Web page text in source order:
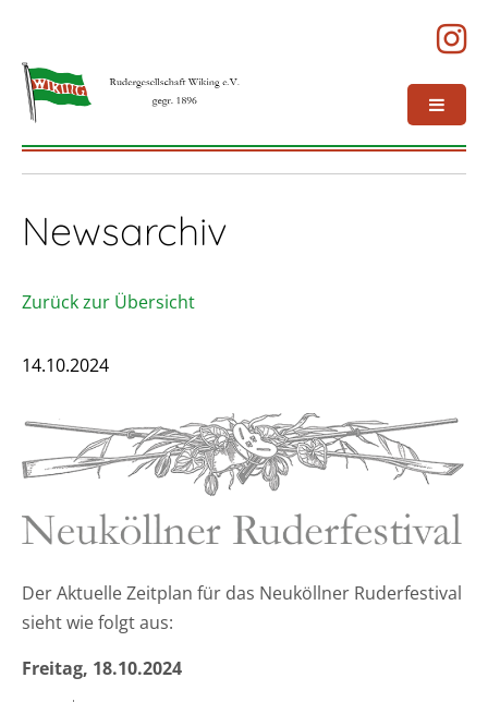
Newsarchiv
Zurück zur Übersicht
14.10.2024
Der Aktuelle Zeitplan für das Neuköllner Ruderfestival
sieht wie folgt aus:
Freitag, 18.10.2024